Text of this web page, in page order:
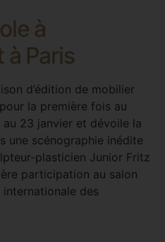
à
Paris
d’édition de mobilier
la première fois au
au 23 janvier et dévoile la
une scénographie inédite
plasticien Junior Fritz
participation au salon
des